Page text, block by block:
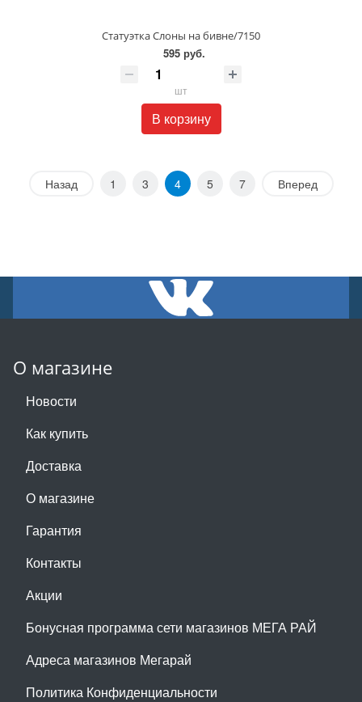
Статуэтка Слоны на бивне/7150
595 руб.
шт
В корзину
Назад 1 3 4 5 7 Вперед
О магазине
Новости
Как купить
Доставка
О магазине
Гарантия
Контакты
Акции
Бонусная программа сети магазинов МЕГА РАЙ
Адреса магазинов Мегарай
Политика Конфиденциальности